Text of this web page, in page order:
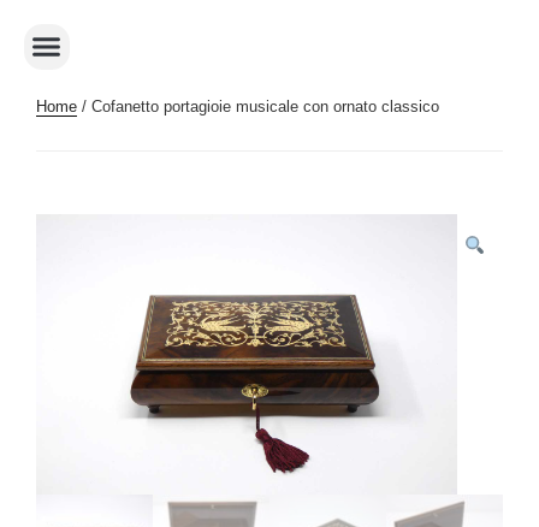
Home / Cofanetto portagioie musicale con ornato classico